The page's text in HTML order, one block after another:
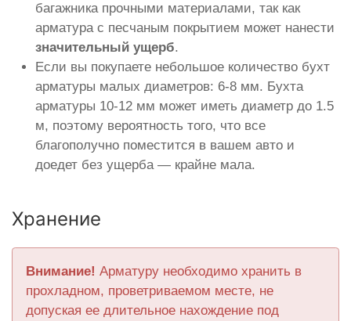
багажника прочными материалами, так как
арматура с песчаным покрытием может нанести
значительный ущерб.
Если вы покупаете небольшое количество бухт
арматуры малых диаметров: 6-8 мм. Бухта
арматуры 10-12 мм может иметь диаметр до 1.5
м, поэтому вероятность того, что все
благополучно поместится в вашем авто и
доедет без ущерба — крайне мала.
Хранение
Внимание! Арматуру необходимо хранить в
прохладном, проветриваемом месте, не
допуская ее длительное нахождение под